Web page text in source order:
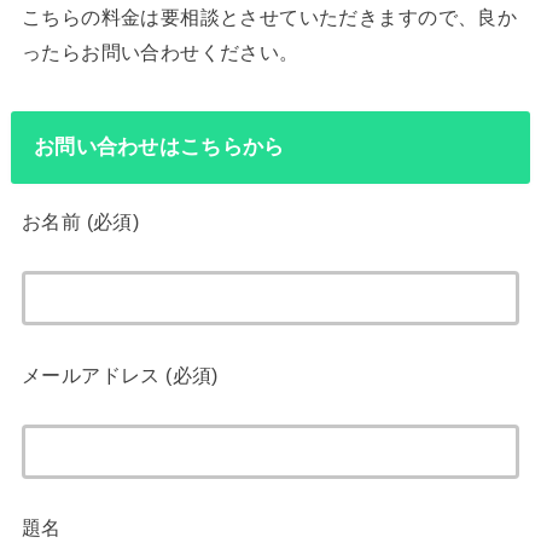
こちらの料金は要相談とさせていただきますので、良か
ったらお問い合わせください。
お問い合わせはこちらから
お名前 (必須)
メールアドレス (必須)
題名